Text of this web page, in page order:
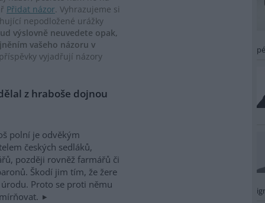
Přidat názor. Vyhrazujeme si
nepodložené urážky
výslovně neuvedete opak,
vašeho názoru v
vyjadřují názory
z hraboše dojnou
polní je odvěkým
českých sedláků,
později rovněž farmářů či
Škodí jim tím, že žere
Proto se proti němu